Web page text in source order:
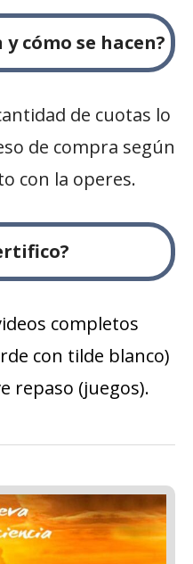
cómo se hacen?
de cuotas lo
de compra según
con la operes.
completos
con tilde blanco)
repaso (juegos).